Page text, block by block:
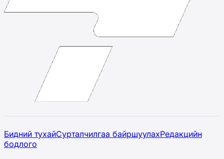
Бидний тухайСурталчилгаа байршуулахРедакцийн
бодлого